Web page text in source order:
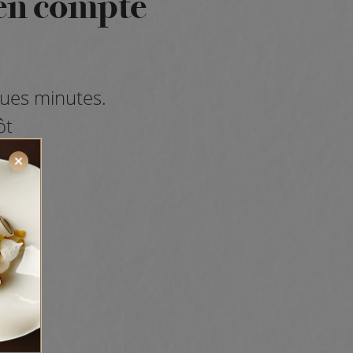
minutes.